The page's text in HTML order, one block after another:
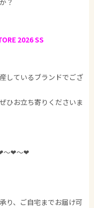
？
2026 SS
しているブランドでござ
ひお立ち寄りくださいま
〜❤︎〜❤︎
り、ご自宅までお届け可